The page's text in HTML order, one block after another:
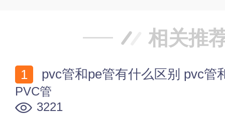
相关推
pvc管和pe管有什么区别 pvc管
PVC管
3221